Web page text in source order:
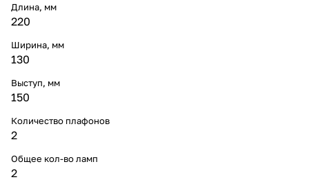
Длина, мм
220
Ширина, мм
130
Выступ, мм
150
Количество плафонов
2
Общее кол-во ламп
2